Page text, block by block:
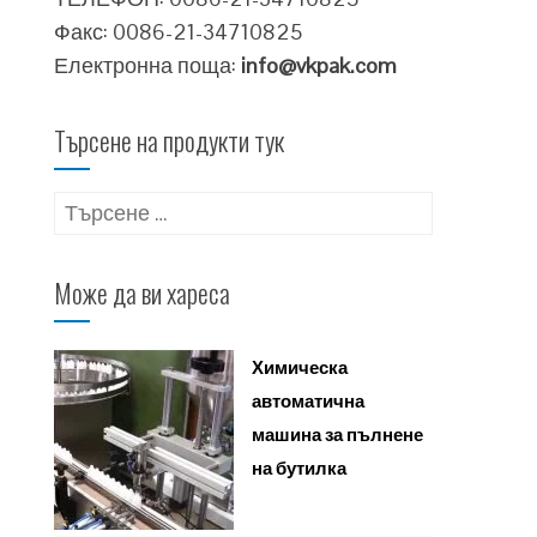
Факс: 0086-21-34710825
Електронна поща: info@vkpak.com
Търсене на продукти тук
Търсене
Може да ви хареса
Химическа
автоматична
машина за пълнене
на бутилка